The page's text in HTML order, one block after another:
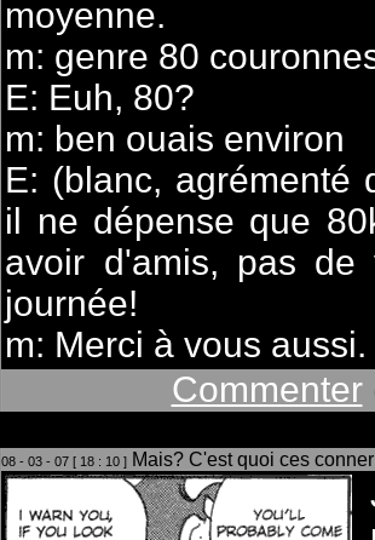
moyenne.
m: genre 80
E: Euh, 80?
m: ben ouais environ
E: (blanc, agrémenté
il ne dépense que
avoir d'amis, pas de
journée!
m: Merci à vous aussi.
Commenter
08 - 03 - 07 [ 18 : 10 ] Mais? C'est quoi ces